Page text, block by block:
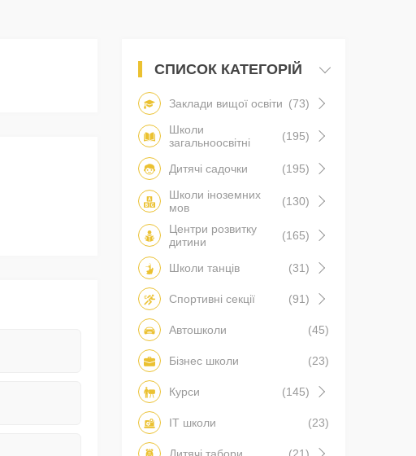
СПИСОК КАТЕГОРІЙ
Заклади вищої освіти (73)
Школи
загальноосвітні
(195)
Дитячі садочки
(195)
Школи іноземних
мов
(130)
Центри розвитку
дитини
(165)
Школи танців (31)
Спортивні секції (91)
Автошколи (45)
Бізнес школи (23)
Курси (145)
IT школи (23)